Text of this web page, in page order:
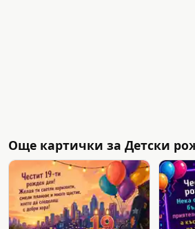
Още картички за Детски